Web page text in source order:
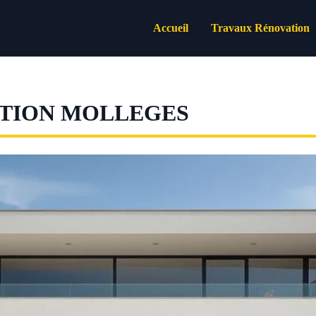
Accueil Travaux Rénovation
MOLLEGES